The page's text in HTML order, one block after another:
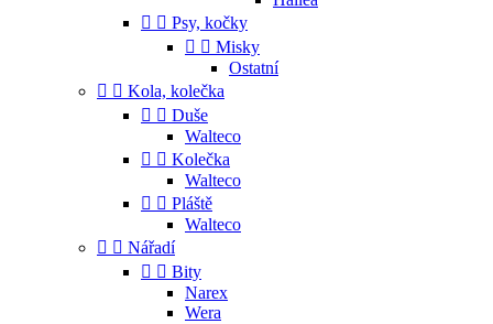
  Psy, kočky
  Misky
Ostatní
  Kola, kolečka
  Duše
Walteco
  Kolečka
Walteco
  Pláště
Walteco
  Nářadí
  Bity
Narex
Wera